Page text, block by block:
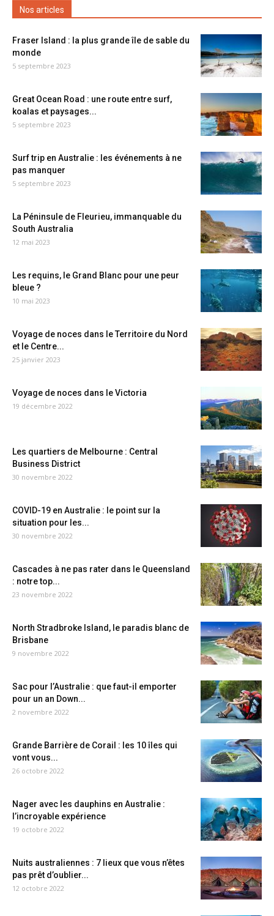
Nos articles
Fraser Island : la plus grande île de sable du
monde
5 septembre 2023
Great Ocean Road : une route entre surf,
koalas et paysages...
5 septembre 2023
Surf trip en Australie : les événements à ne
pas manquer
5 septembre 2023
La Péninsule de Fleurieu, immanquable du
South Australia
12 mai 2023
Les requins, le Grand Blanc pour une peur
bleue ?
10 mai 2023
Voyage de noces dans le Territoire du Nord
et le Centre...
25 janvier 2023
Voyage de noces dans le Victoria
19 décembre 2022
Les quartiers de Melbourne : Central
Business District
30 novembre 2022
COVID-19 en Australie : le point sur la
situation pour les...
30 novembre 2022
Cascades à ne pas rater dans le Queensland
: notre top...
23 novembre 2022
North Stradbroke Island, le paradis blanc de
Brisbane
9 novembre 2022
Sac pour l’Australie : que faut-il emporter
pour un an Down...
2 novembre 2022
Grande Barrière de Corail : les 10 îles qui
vont vous...
26 octobre 2022
Nager avec les dauphins en Australie :
l’incroyable expérience
19 octobre 2022
Nuits australiennes : 7 lieux que vous n’êtes
pas prêt d’oublier...
12 octobre 2022